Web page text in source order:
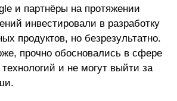
и партнёры на протяжении
инвестировали в разработку
продуктов, но безрезультатно.
прочно обосновались в сфере
и не могут выйти за